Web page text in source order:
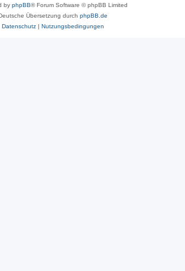
by phpBB® Forum Software © phpBB Limited
Übersetzung durch phpBB.de
Datenschutz| Nutzungsbedingungen